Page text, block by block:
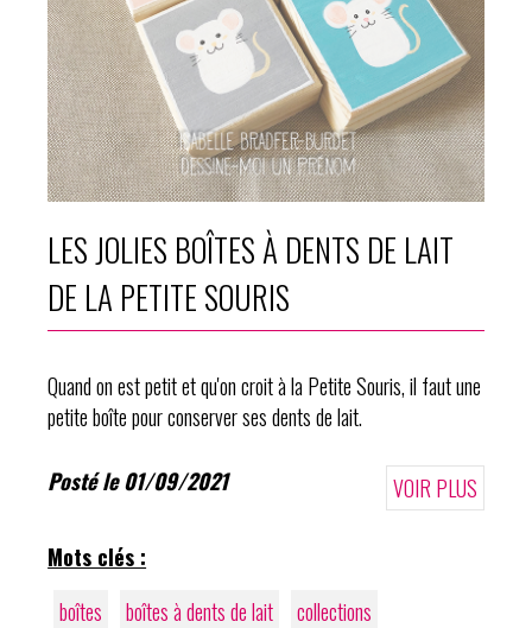
LES JOLIES BOÎTES À DENTS DE LAIT
DE LA PETITE SOURIS
Quand on est petit et qu'on croit à la Petite Souris, il faut une
petite boîte pour conserver ses dents de lait.
Posté le 01/09/2021 VOIR PLUS
Mots clés :
boîtes
boîtes à dents de lait collections